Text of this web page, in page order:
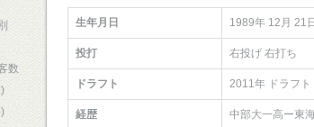
数
生年月日 1989年 12月 21日
投打 右投げ 右打ち
ドラフト 2011年 ドラフト
経歴 中部大一高ー東